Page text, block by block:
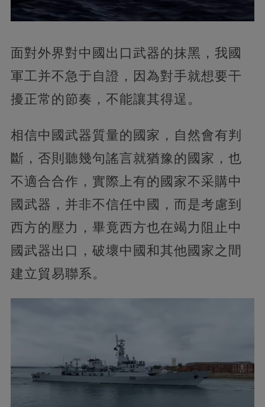
面對外界對中國出口武器的抹黑，我國
軍工并不急于自證，因為對手就想要干
擾正常的節奏，不能讓其得逞。
相信中國武器質量的國家，自然會有判
斷，否則聽幾句謠言就猶豫的國家，也
不適合合作，實際上有的國家不采購中
國武器，并非不信任中國，而是考慮到
西方的壓力，畢竟西方也在竭力阻止中
國武器出口，破壞中國和其他國家之間
建立貿易聯系。